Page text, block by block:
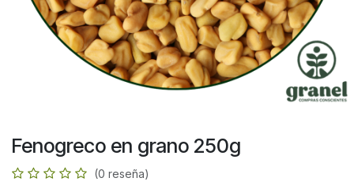
Fenogreco en grano 250g
(0 reseña)